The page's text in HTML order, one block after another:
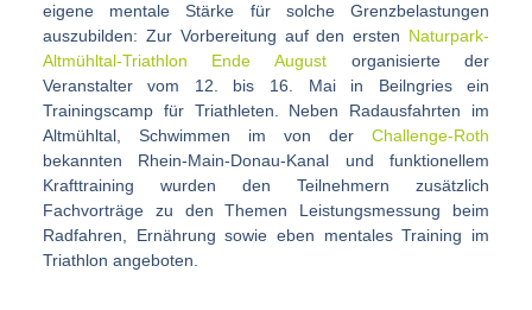
eigene mentale Stärke für solche Grenzbelastungen
auszubilden: Zur Vorbereitung auf den ersten Naturpark-
Altmühltal-Triathlon Ende August organisierte der
Veranstalter vom 12. bis 16. Mai in Beilngries ein
Trainingscamp für Triathleten. Neben Radausfahrten im
Altmühltal, Schwimmen im von derChallenge-Roth
bekannten Rhein-Main-Donau-Kanal und funktionellem
Krafttraining wurden den Teilnehmern zusätzlich
Fachvorträge zu den Themen Leistungsmessung beim
Radfahren, Ernährung sowie eben mentales Training im
Triathlon angeboten.